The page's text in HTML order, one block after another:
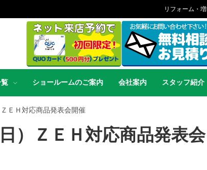
リフォーム・
ショールームのご案内 会社案内 スタッフ紹介
ＥＨ対応商品発表会開催
）ＺＥＨ対応商品発表会